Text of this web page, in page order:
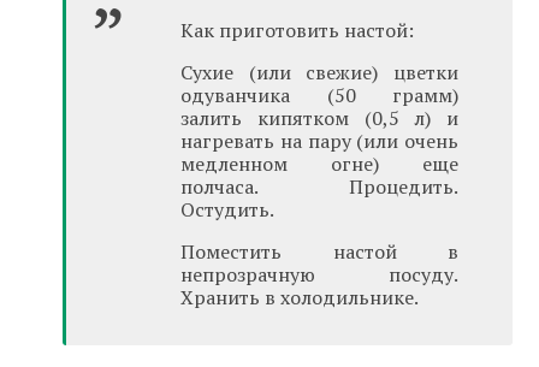
Как приготовить настой:
Сухие (или свежие) цветки
одуванчика (50 грамм)
залить кипятком (0,5 л) и
нагревать на пару (или очень
медленном огне) еще
полчаса. Процедить.
Остудить.
Поместить настой в
непрозрачную посуду.
Хранить в холодильнике.